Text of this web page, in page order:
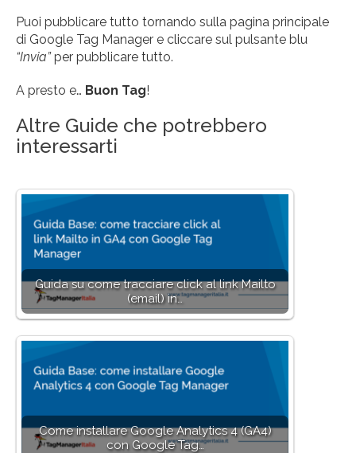
Puoi pubblicare tutto tornando sulla pagina principale
di Google Tag Manager e cliccare sul pulsante blu
“Invia”per pubblicare tutto.
A presto e… Buon Tag!
Altre Guide che potrebbero
interessarti
Guida su come tracciare click al link Mailto
(email) in…
Come installare Google Analytics 4 (GA4)
con Google Tag…